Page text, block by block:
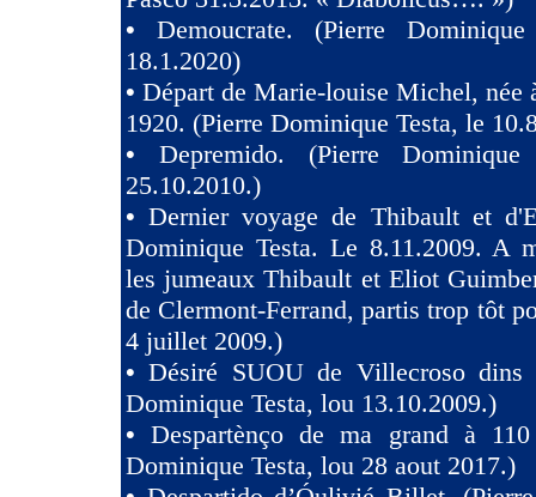
• Demoucrate. (Pierre
18.1.2020)
• Départ de Marie-louise Michel, née
1920. (Pierre Dominique Testa, le
• Depremido. (Pierre
25.10.2010.)
•Dernier voyage de Thibault et
Dominique Testa. Le 8.11.2009. A
les jumeaux Thibault et Eliot
de Clermont-Ferrand, partis trop tôt
4 juillet 2009.)
•Désiré SUOU de Villecroso dins
Dominique Testa, lou 13.10.2009.)
•Despartènço de ma grand à
Dominique Testa, lou 28 aout 2017.)